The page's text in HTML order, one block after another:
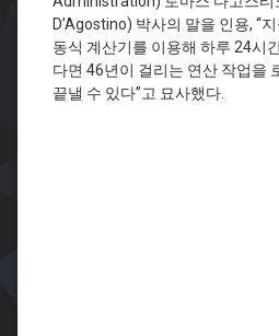
D’Agostino) 박사의 말을 인용, “
동식 계산기를 이용해 하루 24시
다면 46년이 걸리는 연산 작업을
끝낼 수 있다”고 묘사했다.